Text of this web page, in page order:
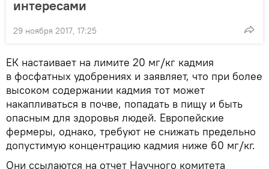
интересами
29 ноября 2017, 17:25
ЕК настаивает на лимите 20 мг/кг кадмия
в фосфатных удобрениях и заявляет, что при более
высоком содержании кадмия тот может
накапливаться в почве, попадать в пищу и быть
опасным для здоровья людей. Европейские
фермеры, однако, требуют не снижать предельно
допустимую концентрацию кадмия ниже 60 мг/кг.
Они ссылаются на отчет Научного комитета